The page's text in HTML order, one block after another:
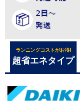
ランニングコストがお得!
超省エネタイプ